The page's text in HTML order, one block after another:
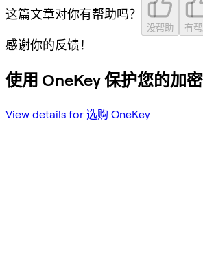
这篇文章对你有帮助吗？
没帮助 有
感谢你的反馈！
使用 OneKey 保护您的加
View details for 选购 OneKey